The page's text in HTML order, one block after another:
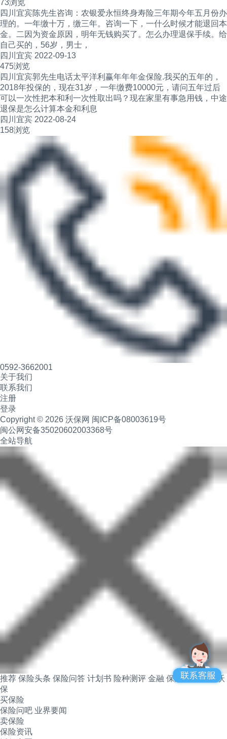
73浏览
四川宜宾陈先生咨询：农银爱永恒终身寿险三年期今年五月份办
理的。一年缴十万，缴三年。咨询一下，一什么时候才能退回本
金。二因为资金原因，明年无钱购买了。怎么办理退保手续。给
自己买的，56岁，男士，
四川宜宾 2022-09-13
475浏览
四川宜宾郭先生电话太平洋利赢年年年金保险.我买的五年的，
2018年投保的，现在31岁，一年缴费10000元，请问五年过后
可以一次性把本和利一次性取出吗？现在家里有事急用钱，中途
退保是怎么计算本金和利息
四川宜宾 2022-08-24
158浏览
0592-3662001
关于我们
联系我们
注册
登录
Copyright © 2026 沃保网 闽ICP备08003619号
闽公网安备35020602003368号
全站导航
推荐 保险头条 保险问答 计划书 险种测评 金融 保险产品 关于沃
保
买保险
保险问吧 业界要闻
卖保险
保险资讯